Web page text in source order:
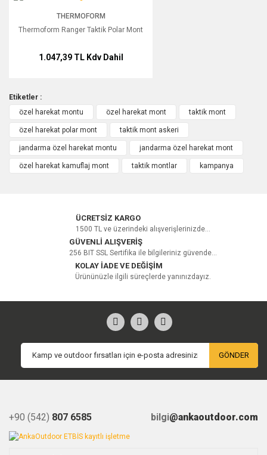
Yorum Yaz
THERMOFORM
Thermoform Ranger Taktik Polar Mont
1.047,39 TL Kdv Dahil
Etiketler :
özel harekat montu
özel harekat mont taktik mont
özel harekat polar mont taktik mont askeri
jandarma özel harekat montu jandarma özel harekat mont
özel harekat kamuflaj mont taktik montlar kampanya
ÜCRETSİZ KARGO
1500 TL ve üzerindeki alışverişlerinizde...
GÜVENLİ ALIŞVERİŞ
256 BIT SSL Sertifika ile bilgileriniz güvende...
KOLAY İADE VE DEĞİŞİM
Ürününüzle ilgili süreçlerde yanınızdayız.
GÖNDER
+90 (542) 807 6585 bilgi@ankaoutdoor.com